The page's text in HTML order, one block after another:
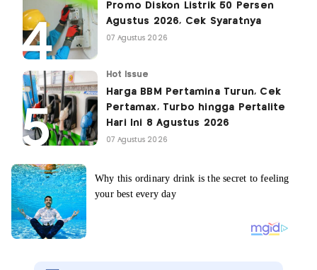
Promo Diskon Listrik 50 Persen
Agustus 2026, Cek Syaratnya
07 Agustus 2026
Hot Issue
Harga BBM Pertamina Turun, Cek
Pertamax, Turbo hingga Pertalite
Hari Ini 8 Agustus 2026
07 Agustus 2026